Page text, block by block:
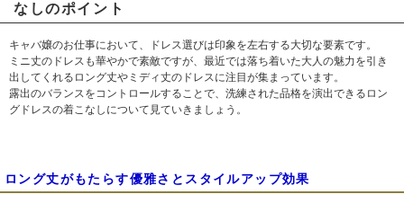
なしのポイント
キャバ嬢のお仕事において、ドレス選びは印象を左右する大切な要素です。
ミニ丈のドレスも華やかで素敵ですが、最近では落ち着いた大人の魅力を引き
出してくれるロング丈やミディ丈のドレスに注目が集まっています。
露出のバランスをコントロールすることで、洗練された品格を演出できるロン
グドレスの着こなしについて見ていきましょう。
ロング丈がもたらす優雅さとスタイルアップ効果